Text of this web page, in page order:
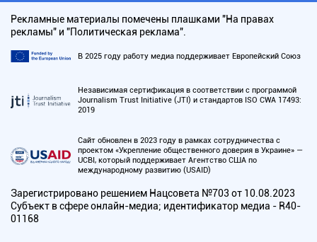
Рекламные материалы помечены плашками "На правах
рекламы" и "Политическая реклама".
В 2025 году работу медиа поддерживает Европейский Союз
Независимая сертификация в соответствии с программой
Journalism Trust Initiative (JTI) и стандартов ISO CWA 17493:
2019
Сайт обновлен в 2023 году в рамках сотрудничества с
проектом «Укрепление общественного доверия в Украине» —
UCBI, который поддерживает Агентство США по
международному развитию (USAID)
Зарегистрировано решением Нацсовета №703 от 10.08.2023
Субъект в сфере онлайн-медиа; идентификатор медиа - R40-
01168